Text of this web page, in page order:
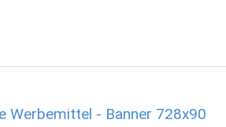
Werbemittel - Banner 728x90